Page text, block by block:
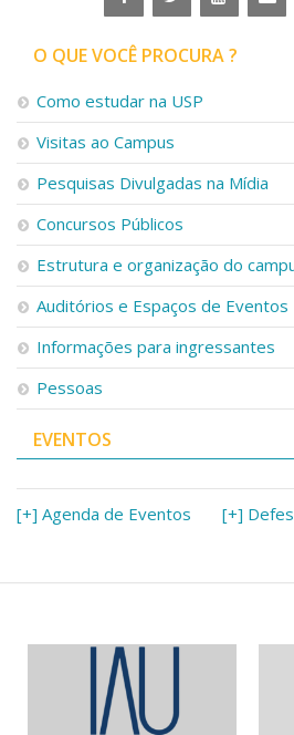
Centros, Núcleos e Projetos em
Iniciação Científica
Empresas Juniores
Extensão à Comunidade
Projetos, Programas e Cursos
Artes, Cultura e Esportes
Museus e Espaços Interativos
Serviços
Bibliotecas
Apoio ao Estudante
Segurança, Trânsito e
RH, Administrativo e Financeiro
Outros serviços
Comunicação
Assessorias e Mídias
Aplicativos e Sites
Jornal da USP
Agenda de Eventos
O QUE VOCÊ PROCURA ?
Como estudar na USP
Visitas ao Campus
Pesquisas Divulgadas na Mídia
Concursos Públicos
Estrutura e organização do
Auditórios e Espaços de Eventos
Informações para ingressantes
Pessoas
EVENTOS
[+] Agenda de Eventos [+]